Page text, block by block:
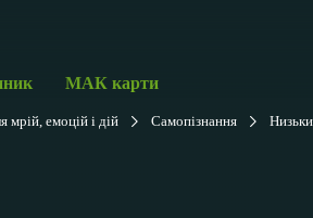
МАК карти
мрій, емоцій і дій Самопізнання